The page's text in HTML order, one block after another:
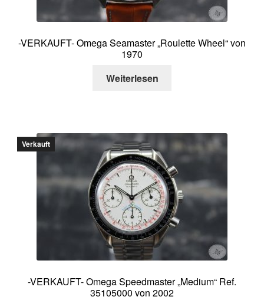
-VERKAUFT- Omega Seamaster „Roulette Wheel“ von
1970
Weiterlesen
Verkauft
-VERKAUFT- Omega Speedmaster „Medium“ Ref.
35105000 von 2002